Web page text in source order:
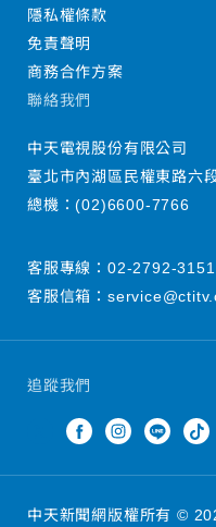
追蹤我們
隱私權條款
免責聲明
商務合作方案
聯絡我們
中天電視股份有限公司
臺北市內湖區民權東路六
總機：(02)6600-7766
客服專線： 02-2792-3151
客服信箱：
中天新聞網版權所有 ©